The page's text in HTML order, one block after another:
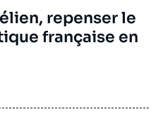
repenser le
française en